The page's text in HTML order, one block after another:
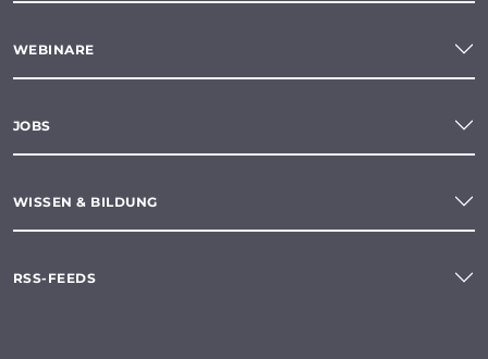
WEBINARE
JOBS
WISSEN & BILDUNG
RSS-FEEDS